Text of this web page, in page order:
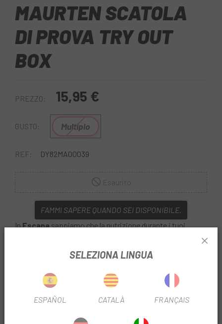
MAURTEN SCATOLA
DI PROVA TRY OUT
BOX
PREZZO: 15,95 €
GUSTO: Multiplo
REF: DY82MA00039
FAMMI SAPERE QUANDO SEI DISPONIBILE.
InEscapasappiamo che la nutrizione durante i tuoi
questo motivo, ti presentiamo il marchio nutrizionale
Maurten, sviluppato con prodotti naturali e a
base di carboidrati che il nostro corpo può tollerare. Con
sapore neutro.
SELEZIONA LINGUA
ESPAÑOL CATALÀ FRANÇAIS